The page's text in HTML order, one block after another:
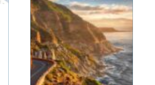
planerar ett besök hit,
spelar valet av...